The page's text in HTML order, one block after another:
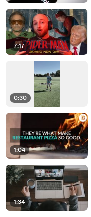
7:17
0:30
1:04
1:34